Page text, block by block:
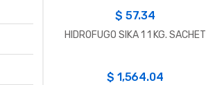
$ 57.34
HIDROFUGO SIKA 1 1 KG. SACHET
$ 1,564.04